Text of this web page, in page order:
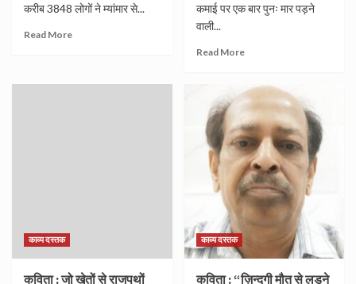
करीब 3848 लोगों ने म्‍यांमार से...
Read More
कमाई पर एक बार पुनः मार पड़ने
वाली...
Read More
काव्य दस्तक
कविता : जो खेतों से राजपथों
काव्य दस्तक
कविता : “ज़िन्दगी मौत से लड़ने